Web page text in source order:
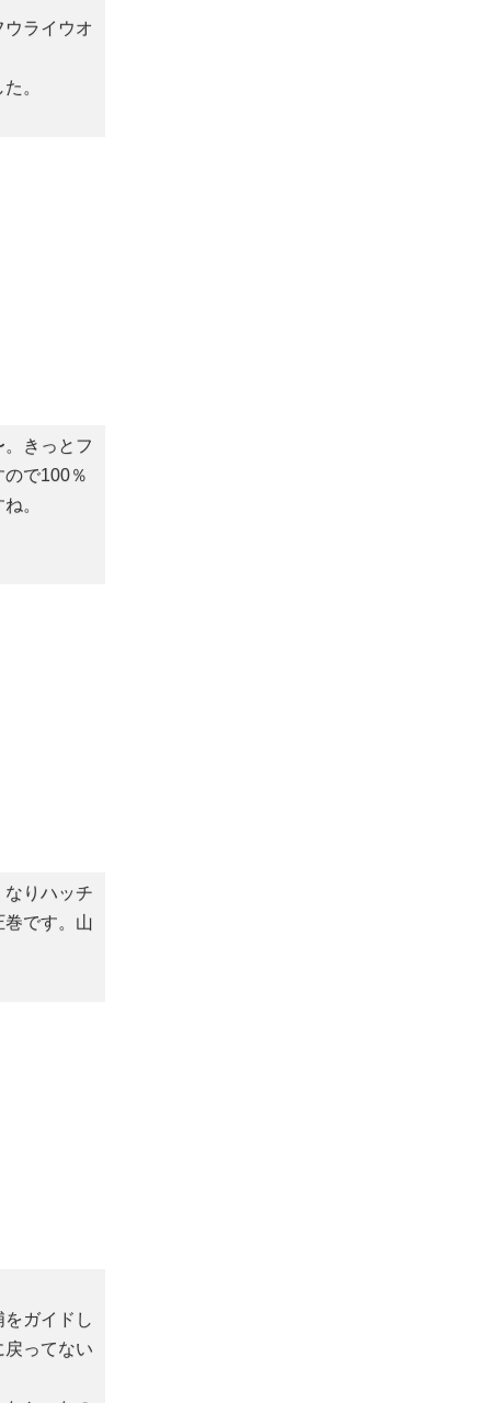
ライウオ
。
きっとフ
で100％
。
りハッチ
です。山
ガイドし
ってない